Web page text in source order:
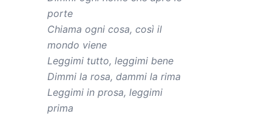
porte
Chiama ogni cosa, così il
mondo viene
Leggimi tutto, leggimi bene
Dimmi la rosa, dammi la rima
Leggimi in prosa, leggimi
prima